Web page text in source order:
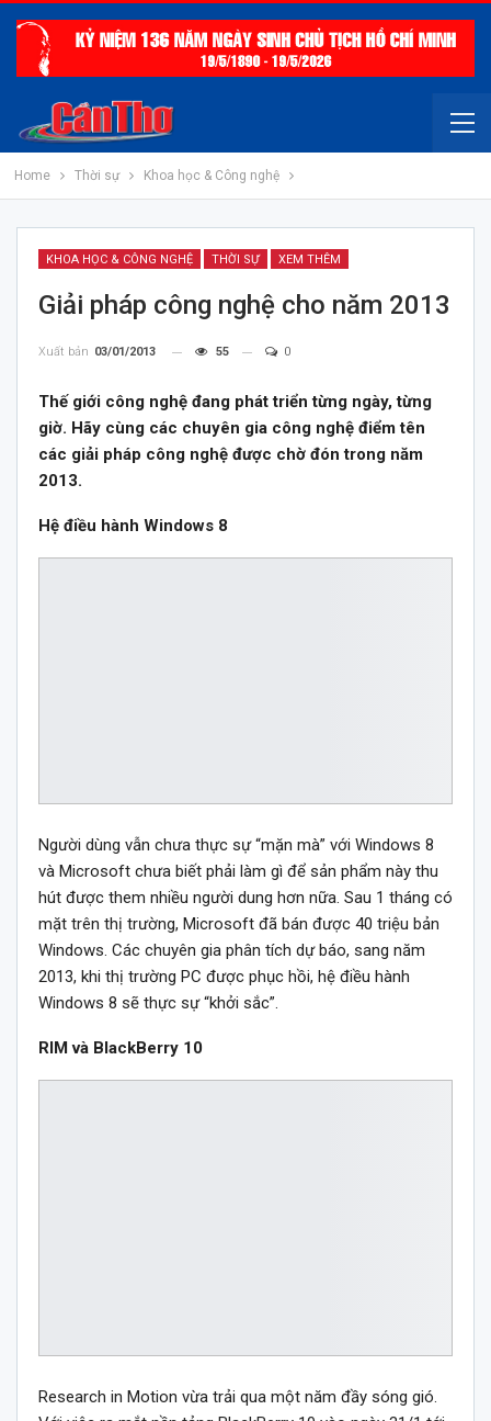
Home Thời sự Khoa học & Công nghệ
KHOA HỌC & CÔNG NGHỆ THỜI SỰ XEM THÊM
Giải pháp công nghệ cho năm 2013
Xuất bản 03/01/2013 55 0
Thế giới công nghệ đang phát triển từng ngày, từng
giờ. Hãy cùng các chuyên gia công nghệ điểm tên
các giải pháp công nghệ được chờ đón trong năm
2013.
Hệ điều hành Windows 8
Người dùng vẫn chưa thực sự “mặn mà” với Windows 8
và Microsoft chưa biết phải làm gì để sản phẩm này thu
hút được them nhiều người dung hơn nữa. Sau 1 tháng có
mặt trên thị trường, Microsoft đã bán được 40 triệu bản
Windows. Các chuyên gia phân tích dự báo, sang năm
2013, khi thị trường PC được phục hồi, hệ điều hành
Windows 8 sẽ thực sự “khởi sắc”.
RIM và BlackBerry 10
Research in Motion vừa trải qua một năm đầy sóng gió.